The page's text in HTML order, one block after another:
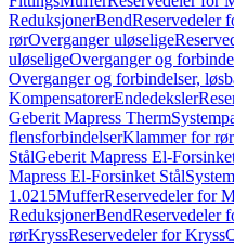
ReduksjonerBendReservedeler
rørOverganger uløselige
uløseligeOverganger og
Overganger og forbindelser,
KompensatorerEndedeksler
Geberit Mapress Therm
flensforbindelserKlammer for rør
StålGeberit Mapress El-
Mapress El-Forsinket Stål
1.0215MufferReservedeler for
ReduksjonerBendReservedeler
rørKryssReservedeler for Kryss